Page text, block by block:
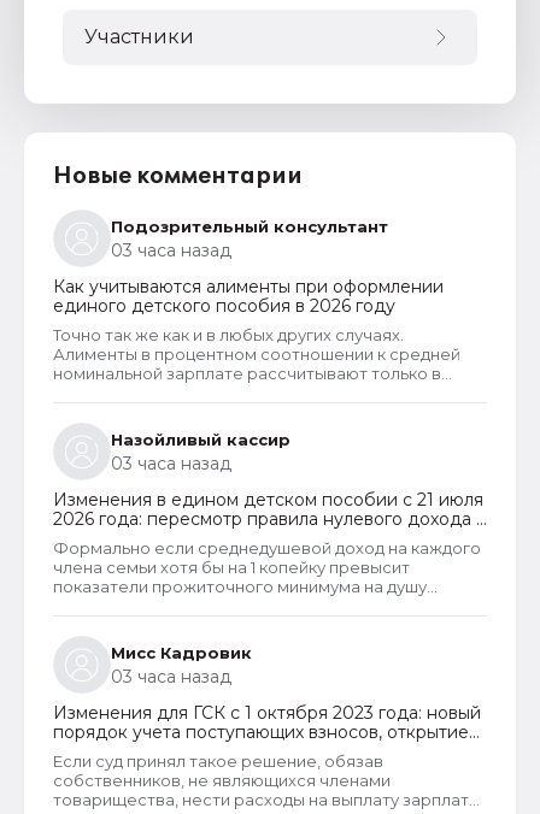
Участники
Новые комментарии
Подозрительный консультант
03 часа назад
Как учитываются алименты при оформлении
единого детского пособия в 2026 году
Точно так же как и в любых других случаях.
Алименты в процентном соотношении к средней
номинальной зарплате рассчитывают только в
получает. Но долг по алиментам может возникнуть
только тогда, когда алименты оформлены в
соответствии с судебным решением. И если есть
решение суда, то алименты рассчитывают в
фактическом размере. То есть, в том размере,
который указан судом.
Назойливый кассир
03 часа назад
Изменения в едином детском пособии с 21 июля
2026 года: пересмотр правила нулевого дохода и
новый порядок оформления пособий по месту
пребывания
Формально если среднедушевой доход на каждого
члена семьи хотя бы на 1 копейку превысит
показатели прожиточного минимума на душу
сожалению, оспорить уже не удастся. Исключение
из этого правила сделано только для многодетных
семей. При незначительном превышении доходов
таким семьям теперь не отказывают в выплате.
Мисс Кадровик
03 часа назад
Изменения для ГСК с 1 октября 2023 года: новый
порядок учета поступающих взносов, открытие
расчетных счетов и переход на применение
бухгалтерского ПО
Если суд принял такое решение, обязав
собственников, не являющихся членами
товарищества, нести расходы на выплату зарплаты